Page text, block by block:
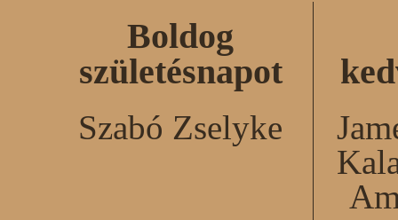
Boldog
születésnapot
Szabó Zselyke